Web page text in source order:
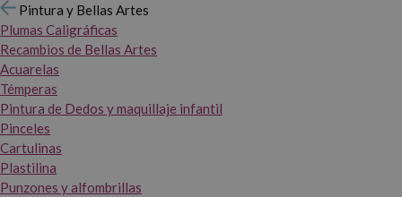
Pintura y Bellas Artes
Plumas Caligráficas
Recambios de Bellas Artes
Acuarelas
Témperas
Pintura de Dedos y maquillaje infantil
Pinceles
Cartulinas
Plastilina
Punzones y alfombrillas